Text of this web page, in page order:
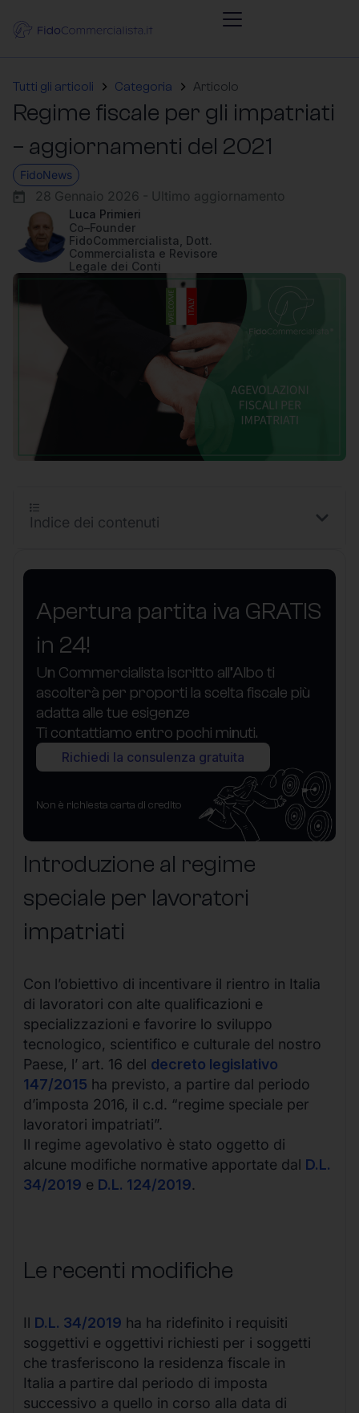
Tutti gli articoli Categoria Articolo
Regime fiscale per gli impatriati
– aggiornamenti del 2021
FidoNews
28 Gennaio 2026 - Ultimo aggiornamento
Luca Primieri
Co–Founder
FidoCommercialista, Dott.
Commercialista e Revisore
Legale dei Conti
Apertura partita iva GRATIS
in 24!
Un Commercialista iscritto all’Albo ti
ascolterà per proporti la scelta fiscale più
adatta alle tue esigenze
Ti contattiamo entro pochi minuti.
Richiedi la consulenza gratuita
Non è richiesta carta di credito
Introduzione al regime
speciale per lavoratori
impatriati
Con l’obiettivo di incentivare il rientro in Italia
di lavoratori con alte qualificazioni e
specializzazioni e favorire lo sviluppo
tecnologico, scientifico e culturale del nostro
Paese, l’ art. 16 del decreto legislativo
147/2015 ha previsto, a partire dal periodo
d’imposta 2016, il c.d. “regime speciale per
lavoratori impatriati”.
Il regime agevolativo è stato oggetto di
alcune modifiche normative apportate dal D.L.
34/2019 e D.L. 124/2019.
Le recenti modifiche
Il D.L. 34/2019 ha ha ridefinito i requisiti
soggettivi e oggettivi richiesti per i soggetti
che trasferiscono la residenza fiscale in
Italia a partire dal periodo di imposta
successivo a quello in corso alla data di
Indice dei contenuti